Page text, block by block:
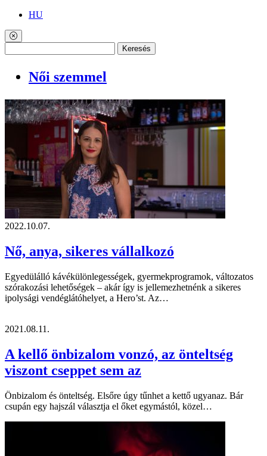
HU
Keresés
Női szemmel
2022.10.07.
Nő, anya, sikeres vállalkozó
Egyedülálló kávékülönlegességek, gyermekprogramok, változatos
szórakozási lehetőségek – akár így is jellemezhetnénk a sikeres
ipolysági vendéglátóhelyet, a Hero’st. Az…
2021.08.11.
A kellő önbizalom vonzó, az önteltség
viszont cseppet sem az
Önbizalom és önteltség. Elsőre úgy tűnhet a kettő ugyanaz. Bár
csupán egy hajszál választja el őket egymástól, közel…